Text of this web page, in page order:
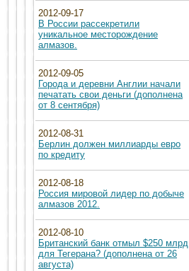
2012-09-17
В России рассекретили
уникальное месторождение
алмазов.
2012-09-05
Города и деревни Англии начали
печатать свои деньги (дополнена
от 8 сентября)
2012-08-31
Берлин должен миллиарды евро
по кредиту
2012-08-18
Россия мировой лидер по добыче
алмазов 2012.
2012-08-10
Британский банк отмыл $250 млрд
для Тегерана? (дополнена от 26
августа)